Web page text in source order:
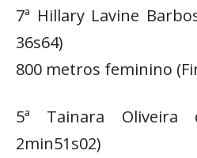
7ª Hillary Lavine
36s64)
800 metros feminino
5ª Tainara Oliveira
2min51s02)